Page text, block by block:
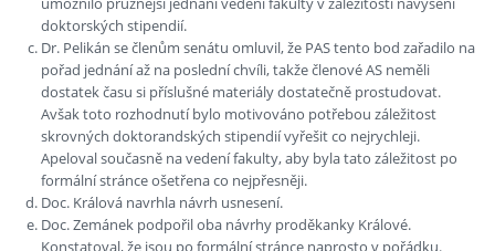
doktorských stipendií.
Dr. Pelikán se členům senátu omluvil, že PAS tento bod zařadilo na
pořad jednání až na poslední chvíli, takže členové AS neměli
dostatek času si příslušné materiály dostatečně prostudovat.
Avšak toto rozhodnutí bylo motivováno potřebou záležitost
skrovných doktorandských stipendií vyřešit co nejrychleji.
Apeloval současně na vedení fakulty, aby byla tato záležitost po
formální stránce ošetřena co nejpřesněji.
Doc. Králová navrhla návrh usnesení.
Doc. Zemánek podpořil oba návrhy proděkanky Králové.
Konstatoval, že jsou po formální stránce naprosto v pořádku.